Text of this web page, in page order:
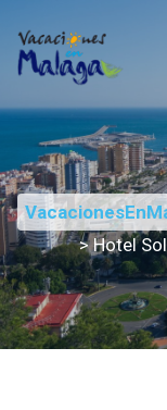
> Hotel